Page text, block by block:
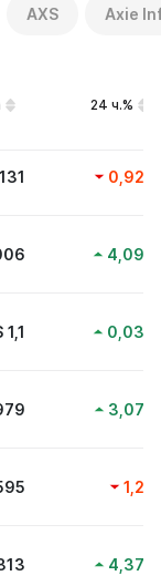
AXS Axie
24 ч.%
0,92
4,09
1,1 0,03
3,07
1,2
4,37